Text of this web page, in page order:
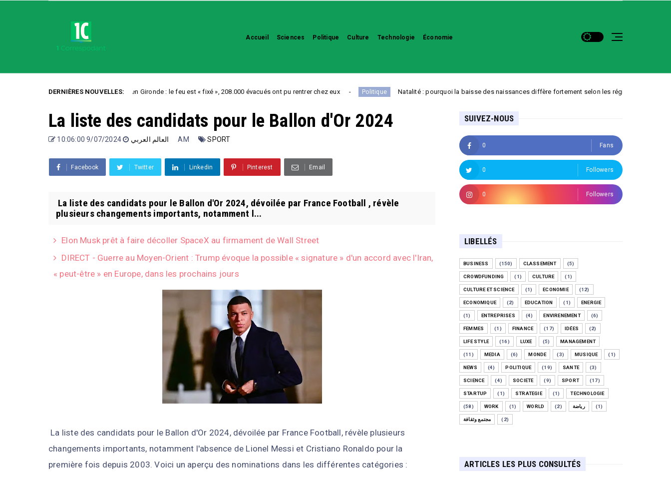
Accueil Sciences Politique Culture Technologie Économie
DERNIÈRES NOUVELLES:
Incendies en Gironde : le feu est « fixé », 208.000 évacués ont pu rentrer chez eux Politique Natalité : pourquoi la baisse des naissances diffère fortement selon les régions Uncategorized
La liste des candidats pour le Ballon d'Or 2024
العالم العربي 9/07/2024 10:06:00 AM SPORT
Facebook Twitter Linkedin Pinterest Email
La liste des candidats pour le Ballon d'Or 2024, dévoilée par France Football , révèle
plusieurs changements importants, notamment l...
Elon Musk prêt à faire décoller SpaceX au firmament de Wall Street
DIRECT - Guerre au Moyen-Orient : Trump évoque la possible « signature » d'un accord avec l'Iran,
« peut-être » en Europe, dans les prochains jours
La liste des candidats pour le Ballon d'Or 2024, dévoilée par France Football, révèle plusieurs
changements importants, notamment l'absence de Lionel Messi et Cristiano Ronaldo pour la
première fois depuis 2003. Voici un aperçu des nominations dans les différentes catégories :
SUIVEZ-NOUS
0 Fans
0 Followers
0 Followers
LIBELLÉS
BUSINESS (150) CLASSEMENT (5)
CROWDFUNDING (1) CULTURE (1)
CULTURE ET SCIENCE (1) ECONOMIE (12)
ECONOMIQUE (2) EDUCATION (1) ENERGIE
(1) ENTREPRISES (4) ENVIRENEMENT (6)
FEMMES (1) FINANCE (17) IDÉES (2)
LIFE STYLE (16) LUXE (5) MANAGEMENT
(11) MEDIA (6) MONDE (3) MUSIQUE (1)
NEWS (4) POLITIQUE (19) SANTE (3)
SCIENCE (4) SOCIETE (9) SPORT (17)
STARTUP (1) STRATEGIE (1) TECHNOLOGIE
(58) WORK (1) WORLD (2) رياضة (1)
مجتمع وثقافة (2)
ARTICLES LES PLUS CONSULTÉS